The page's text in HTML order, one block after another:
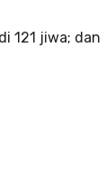
121 jiwa; dan